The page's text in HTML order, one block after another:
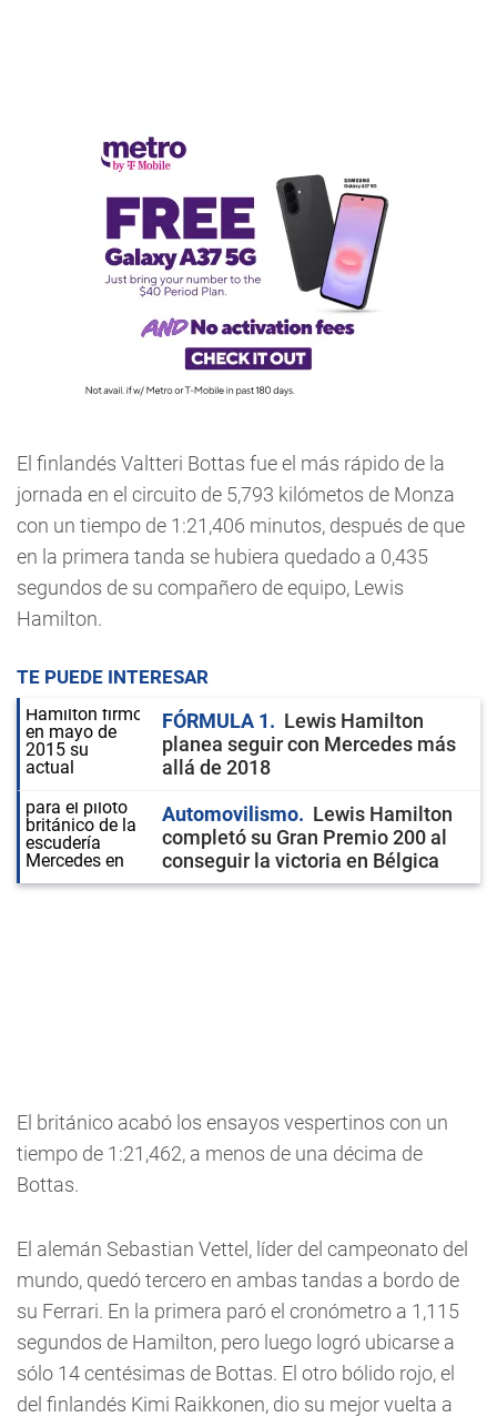
El finlandés Valtteri Bottas fue el más rápido de la
jornada en el circuito de 5,793 kilómetos de Monza
con un tiempo de 1:21,406 minutos, después de que
en la primera tanda se hubiera quedado a 0,435
segundos de su compañero de equipo, Lewis
Hamilton.
TE PUEDE INTERESAR
FÓRMULA 1
Lewis Hamilton
planea seguir con Mercedes más
allá de 2018
Automovilismo
Lewis Hamilton
completó su Gran Premio 200 al
conseguir la victoria en Bélgica
El británico acabó los ensayos vespertinos con un
tiempo de 1:21,462, a menos de una décima de
Bottas.
El alemán Sebastian Vettel, líder del campeonato del
mundo, quedó tercero en ambas tandas a bordo de
su Ferrari. En la primera paró el cronómetro a 1,115
segundos de Hamilton, pero luego logró ubicarse a
sólo 14 centésimas de Bottas. El otro bólido rojo, el
del finlandés Kimi Raikkonen, dio su mejor vuelta a